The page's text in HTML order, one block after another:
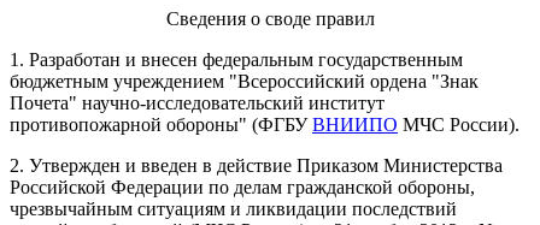
Сведения о своде правил
1. Разработан и внесен федеральным государственным
бюджетным учреждением "Всероссийский ордена "Знак
Почета" научно-исследовательский институт
противопожарной обороны" (ФГБУВНИИПО МЧС России).
2. Утвержден и введен в действие Приказом Министерства
Российской Федерации по делам гражданской обороны,
чрезвычайным ситуациям и ликвидации последствий